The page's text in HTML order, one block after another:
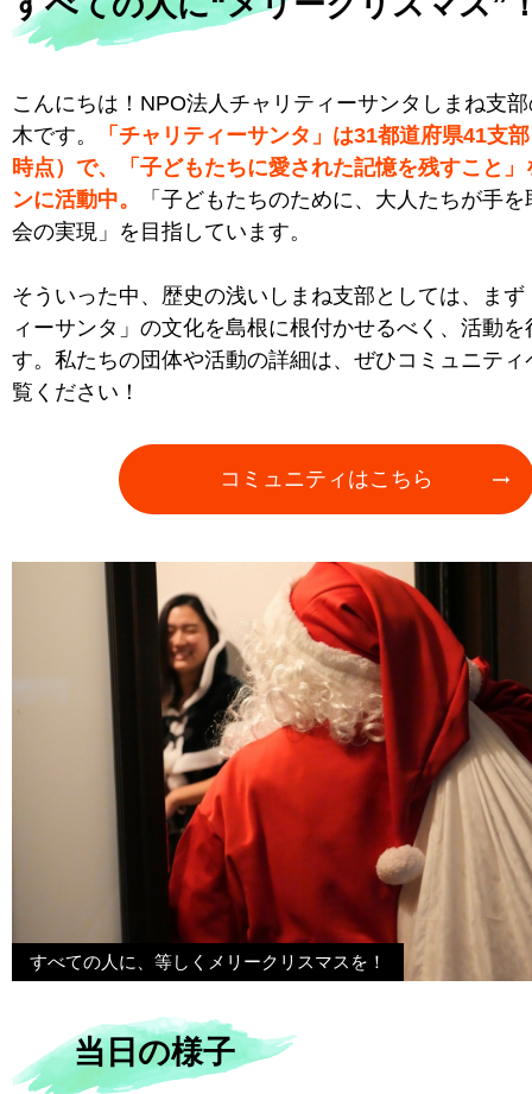
こんにちは！NPO法人チャリティーサンタしまね支
木です。
「チャリティーサンタ」は31都道府県41支
時点）で、「子どもたちに愛された記憶を残すこと」
ンに活動中。
「子どもたちのために、大人たちが手
会の実現」を目指しています。
そういった中、歴史の浅いしまね支部としては、まず
ィーサンタ」の文化を島根に根付かせるべく、活動を
す。私たちの団体や活動の詳細は、ぜひコミュニティ
覧ください！
コミュニティはこちら
すべての人に、等しくメリークリスマスを！
当日の様子